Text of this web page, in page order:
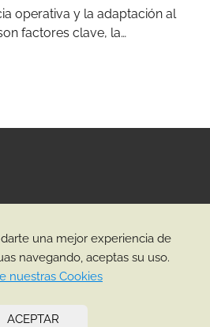
operativa y la adaptación al
factores clave, la…
una mejor experiencia de
navegando, aceptas su uso.
nuestras Cookies
ACEPTAR